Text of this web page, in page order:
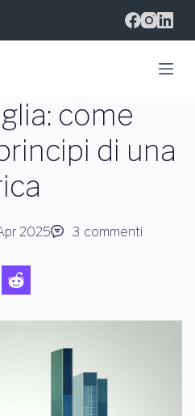
come
di una
2025 3 commenti